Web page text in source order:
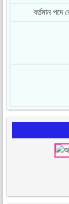
বর্তমান পদে